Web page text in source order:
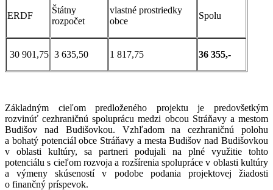
ERDF
Štátny
rozpočet
vlastné prostriedky
obce
Spolu
30 901,75 3 635,50 1 817,75 36 355,-
Základným cieľom predloženého projektu je predovšetkým
rozvinúť cezhraničnú spoluprácu medzi obcou Stráňavy a mestom
Budišov nad Budišovkou. Vzhľadom na cezhraničnú polohu
a bohatý potenciál obce Stráňavy a mesta Budišov nad Budišovkou
v oblasti kultúry, sa partneri podujali na plné využitie tohto
potenciálu s cieľom rozvoja a rozšírenia spolupráce v oblasti kultúry
a výmeny skúseností v podobe podania projektovej žiadosti
o finančný príspevok.